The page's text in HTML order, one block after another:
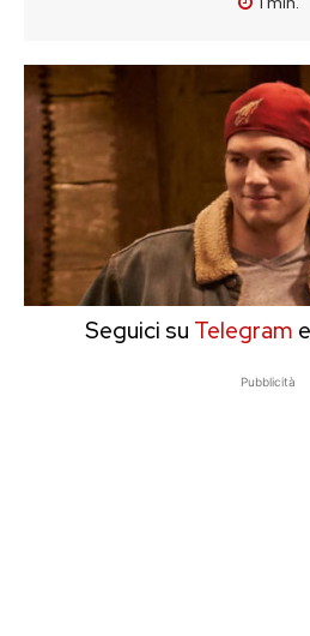
Seguici su Telegram
Pubblicità